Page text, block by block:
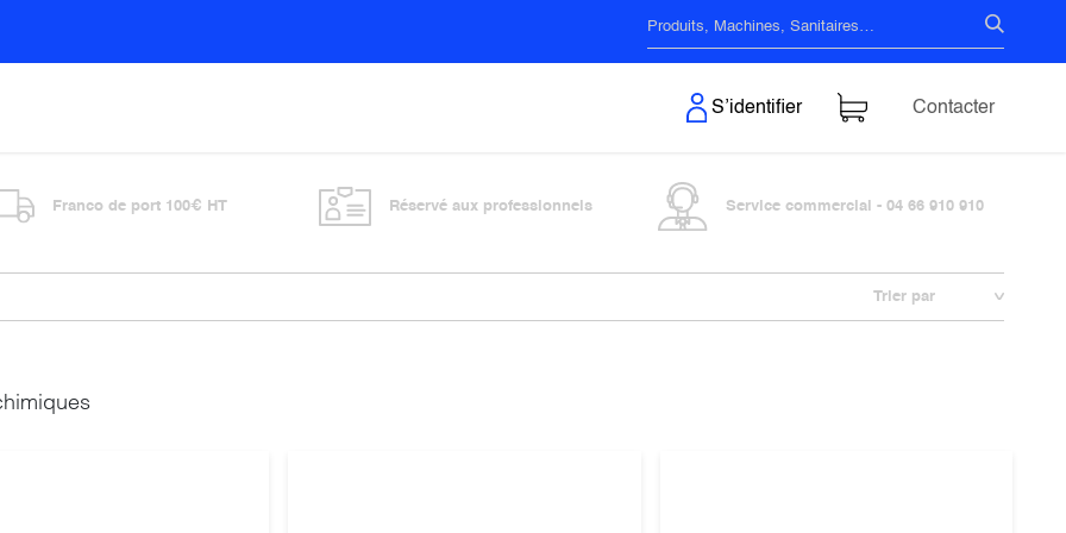
S’identifier Contacter
Franco de port 100€ HT Réservé aux professionnels Service commercial - 04 66 910 910
Trier par